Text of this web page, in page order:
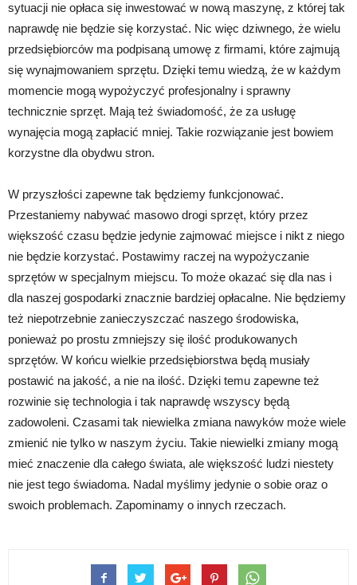
sytuacji nie opłaca się inwestować w nową maszynę, z której tak
naprawdę nie będzie się korzystać. Nic więc dziwnego, że wielu
przedsiębiorców ma podpisaną umowę z firmami, które zajmują
się wynajmowaniem sprzętu. Dzięki temu wiedzą, że w każdym
momencie mogą wypożyczyć profesjonalny i sprawny
technicznie sprzęt. Mają też świadomość, że za usługę
wynajęcia mogą zapłacić mniej. Takie rozwiązanie jest bowiem
korzystne dla obydwu stron.
W przyszłości zapewne tak będziemy funkcjonować.
Przestaniemy nabywać masowo drogi sprzęt, który przez
większość czasu będzie jedynie zajmować miejsce i nikt z niego
nie będzie korzystać. Postawimy raczej na wypożyczanie
sprzętów w specjalnym miejscu. To może okazać się dla nas i
dla naszej gospodarki znacznie bardziej opłacalne. Nie będziemy
też niepotrzebnie zanieczyszczać naszego środowiska,
ponieważ po prostu zmniejszy się ilość produkowanych
sprzętów. W końcu wielkie przedsiębiorstwa będą musiały
postawić na jakość, a nie na ilość. Dzięki temu zapewne też
rozwinie się technologia i tak naprawdę wszyscy będą
zadowoleni. Czasami tak niewielka zmiana nawyków może wiele
zmienić nie tylko w naszym życiu. Takie niewielki zmiany mogą
mieć znaczenie dla całego świata, ale większość ludzi niestety
nie jest tego świadoma. Nadal myślimy jedynie o sobie oraz o
swoich problemach. Zapominamy o innych rzeczach.